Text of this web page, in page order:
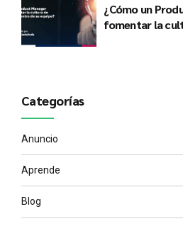
¿Cómo un
fomentar la
Categorías
Anuncio
Aprende
Blog